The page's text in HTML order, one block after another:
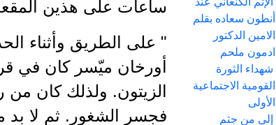
أنطون سعاده بقلم
الامين الدكتور
ادمون ملحم
شهداء الثورة
القومية الاجتماعية
الأولى
إلى من جثم
ساعات على هذين
" على الطريق وأثناء
أورخان ميّسر كان في
الزيتون. ولذلك كان
فجسر الشغور. ثم لا بد